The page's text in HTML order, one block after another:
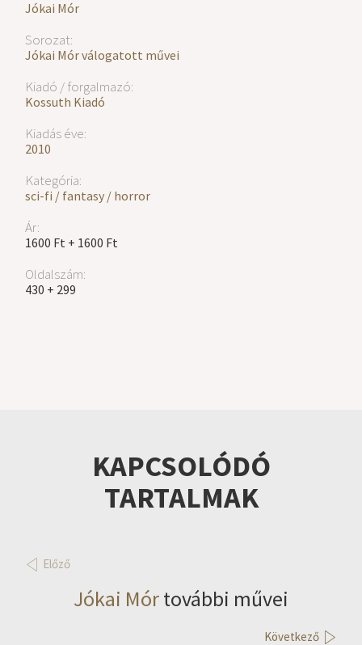
Jókai Mór
Sorozat:
Jókai Mór válogatott művei
Kiadó / forgalmazó:
Kossuth Kiadó
Kiadás éve:
2010
Kategória:
sci-fi / fantasy / horror
Ár:
1600 Ft + 1600 Ft
Oldalszám:
430 + 299
KAPCSOLÓDÓ
TARTALMAK
Előző
Jókai Mórtovábbi művei
Következő